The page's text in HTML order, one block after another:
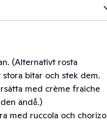
(Alternativt rosta
bitar och stek dem.
med crème fraiche
ändå.)
med ruccola och chorizo